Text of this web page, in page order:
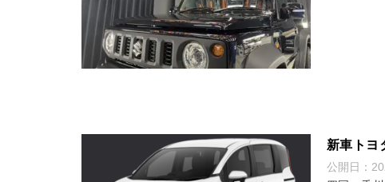
新車トヨ
公開日：